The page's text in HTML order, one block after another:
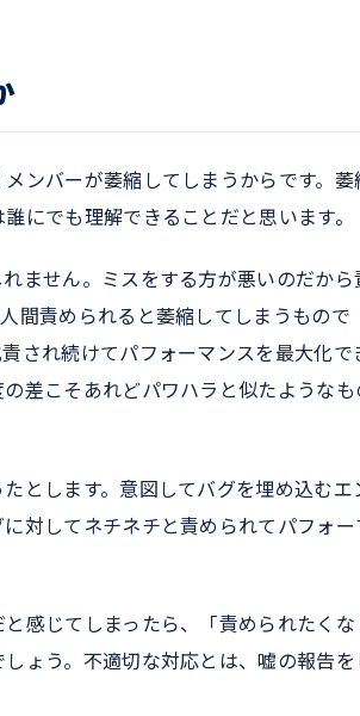
ンバーが萎縮してしまうからです。萎
にでも理解できることだと思います。
ません。ミスをする方が悪いのだから
間責められると萎縮してしまうもので
され続けてパフォーマンスを最大化で
差こそあれどパワハラと似たようなも
とします。意図してバグを埋め込むエ
対してネチネチと責められてパフォー
感じてしまったら、「責められたくな
ょう。不適切な対応とは、嘘の報告を